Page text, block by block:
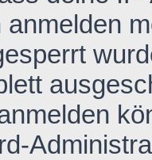
anmelden